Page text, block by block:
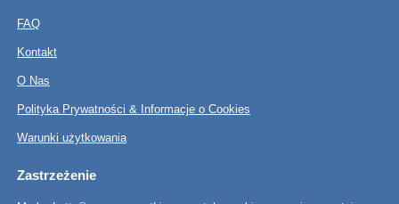
FAQ
Kontakt
O Nas
Polityka Prywatności & Informacje o Cookies
Warunki użytkowania
Zastrzeżenie